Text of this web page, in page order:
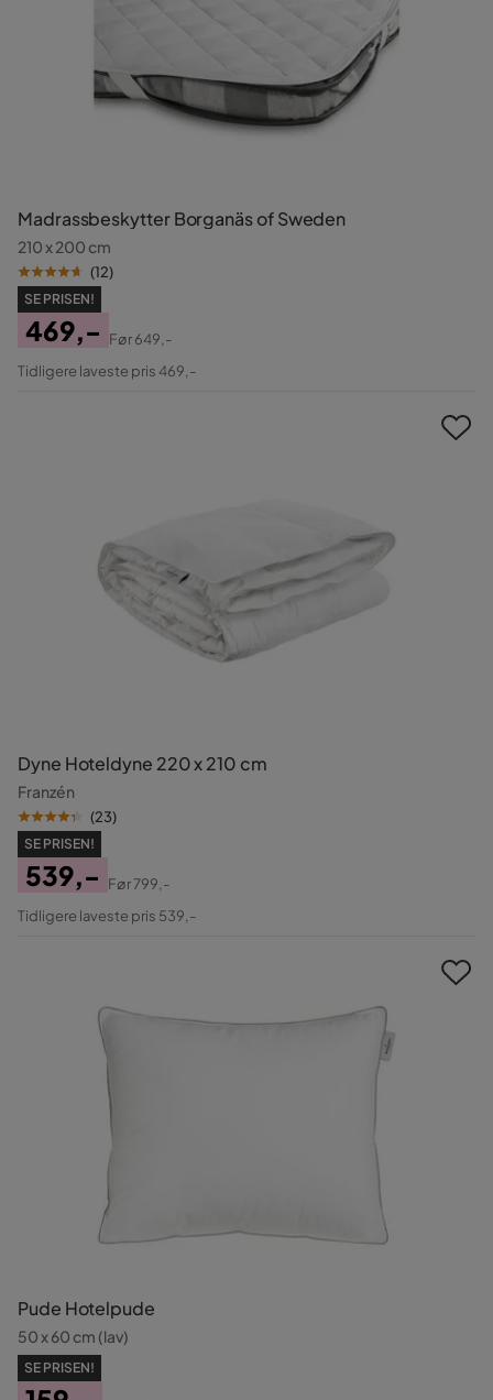
Madrassbeskytter Borganäs of Sweden
210 x 200 cm
(12)
SE PRISEN!
Pris
469,-
Original
Før649,-
Tidligere laveste pris 469,-
Dyne Hoteldyne 220 x 210 cm
Franzén
(23)
SE PRISEN!
Pris
539,-
Original
Før799,-
Tidligere laveste pris 539,-
Pude Hotelpude
50 x 60 cm (lav)
SE PRISEN!